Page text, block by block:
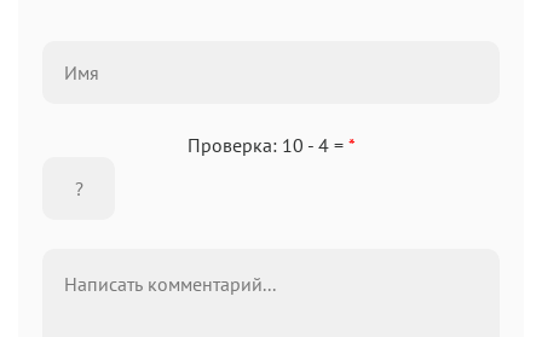
Проверка: 10 - 4 = *